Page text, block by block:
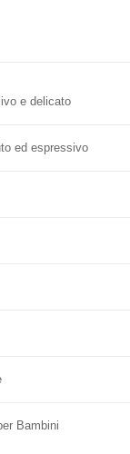
e delicato
ed espressivo
Bambini